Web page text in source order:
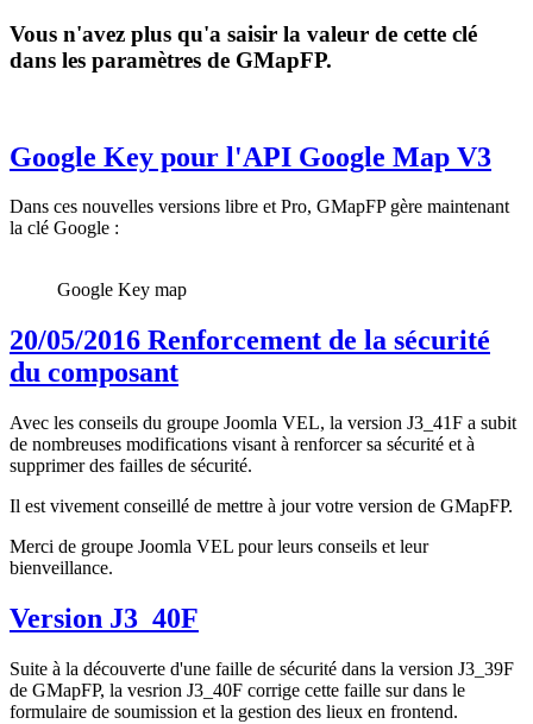
Vous n'avez plus qu'a saisir la valeur de cette clé
dans les paramètres de GMapFP.
Google Key pour l'API Google Map V3
Dans ces nouvelles versions libre et Pro, GMapFP gère maintenant
la clé Google :
Google Key map
20/05/2016 Renforcement de la sécurité
du composant
Avec les conseils du groupe Joomla VEL, la version J3_41F a subit
de nombreuses modifications visant à renforcer sa sécurité et à
supprimer des failles de sécurité.
Il est vivement conseillé de mettre à jour votre version de GMapFP.
Merci de groupe Joomla VEL pour leurs conseils et leur
bienveillance.
Version J3_40F
Suite à la découverte d'une faille de sécurité dans la version J3_39F
de GMapFP, la vesrion J3_40F corrige cette faille sur dans le
formulaire de soumission et la gestion des lieux en frontend.